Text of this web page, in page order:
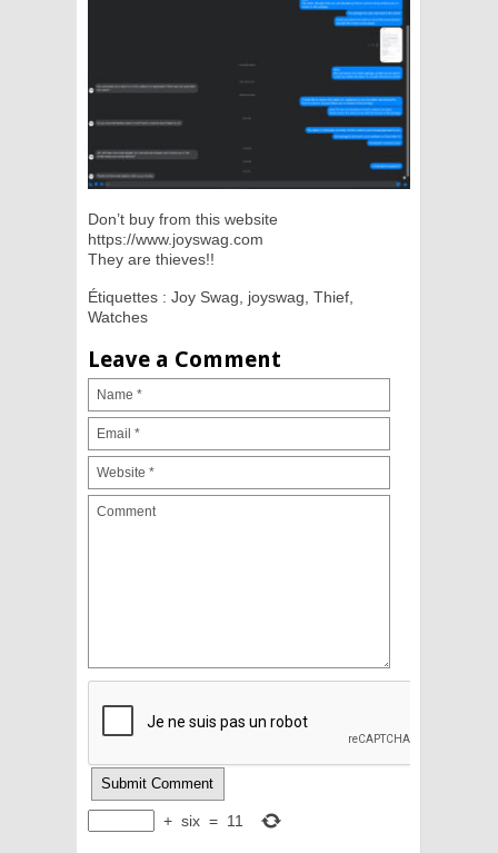
Don’t buy from this website
https://www.joyswag.com
They are thieves!!
Étiquettes : Joy Swag joyswag Thief,
Watches
Leave a Comment
+ six = 11